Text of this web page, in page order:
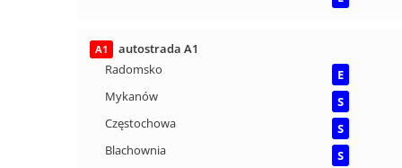
A1
autostrada A1
Radomsko
E
Mykanów
S
Częstochowa
S
Blachownia
S